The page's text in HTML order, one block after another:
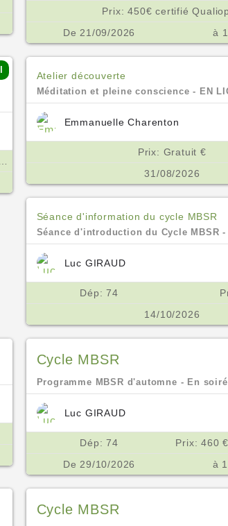
Prix: 450€ certifié
De 21/09/2026
à
Atelier découverte
Méditation et pleine conscience - EN
Emmanuelle Charenton
Prix: Gratuit €
31/08/2026
Séance d'information du cycle MBSR
Séance d'introduction du Cycle MBSR
Luc GIRAUD
Dép: 74
14/10/2026
Cycle MBSR
Programme MBSR d'automne - En
Luc GIRAUD
Dép: 74
De 29/10/2026
à
Cycle MBSR